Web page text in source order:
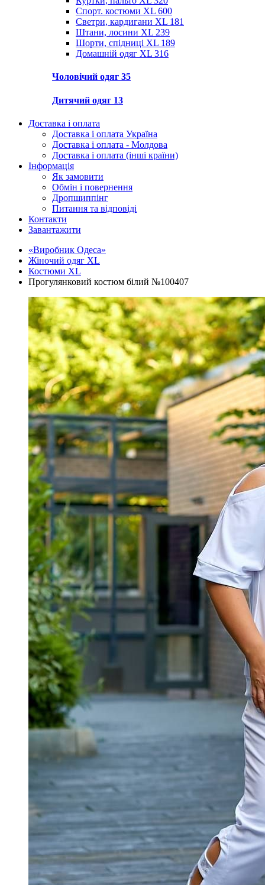
Спорт. костюми XL 600
Светри, кардигани XL 181
Штани, лосини XL 239
Шорти, спідниці XL 189
Домашній одяг XL 316
Чоловічий одяг 35
Дитячий одяг 13
Доставка і оплата
Доставка і оплата Україна
Доставка і оплата - Молдова
Доставка і оплата (інші країни)
Інформація
Як замовити
Обмін і повернення
Дропшиппінг
Питання та відповіді
Контакти
Завантажити
«Виробник Одеса»
Жіночий одяг XL
Костюми XL
Прогулянковий костюм білий №100407